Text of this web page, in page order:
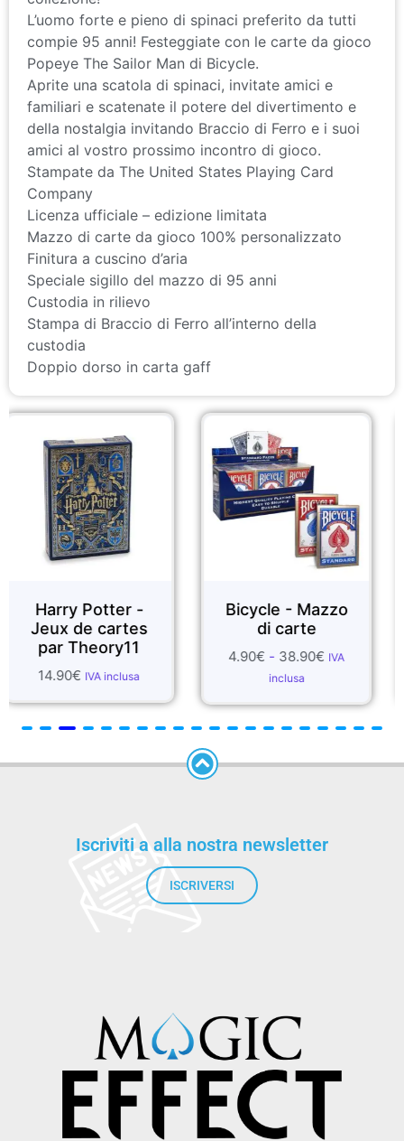
collezione!
L’uomo forte e pieno di spinaci preferito da tutti
compie 95 anni! Festeggiate con le carte da gioco
Popeye The Sailor Man di Bicycle.
Aprite una scatola di spinaci, invitate amici e
familiari e scatenate il potere del divertimento e
della nostalgia invitando Braccio di Ferro e i suoi
amici al vostro prossimo incontro di gioco.
Stampate da The United States Playing Card
Company
Licenza ufficiale – edizione limitata
Mazzo di carte da gioco 100% personalizzato
Finitura a cuscino d’aria
Speciale sigillo del mazzo di 95 anni
Custodia in rilievo
Stampa di Braccio di Ferro all’interno della
custodia
Doppio dorso in carta gaff
-
cartes
Bicycle - Mazzo
1.99
Iscriviti a alla nostra newsletter